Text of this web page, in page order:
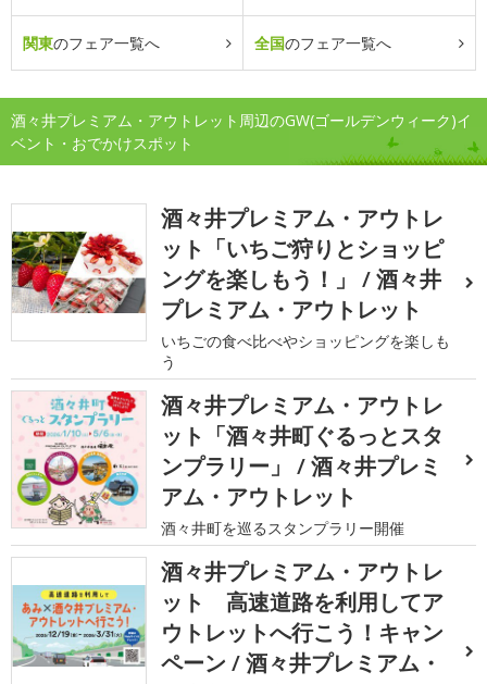
関東のフェア一覧へ 全国のフェア一覧へ
酒々井プレミアム・アウトレット周辺のGW(ゴールデンウィーク)イ
ベント・おでかけスポット
酒々井プレミアム・アウトレ
ット「いちご狩りとショッピ
ングを楽しもう！」 / 酒々井
プレミアム・アウトレット
いちごの食べ比べやショッピングを楽しも
う
酒々井プレミアム・アウトレ
ット「酒々井町ぐるっとスタ
ンプラリー」 / 酒々井プレミ
アム・アウトレット
酒々井町を巡るスタンプラリー開催
酒々井プレミアム・アウトレ
ット 高速道路を利用してア
ウトレットへ行こう！キャン
ペーン / 酒々井プレミアム・